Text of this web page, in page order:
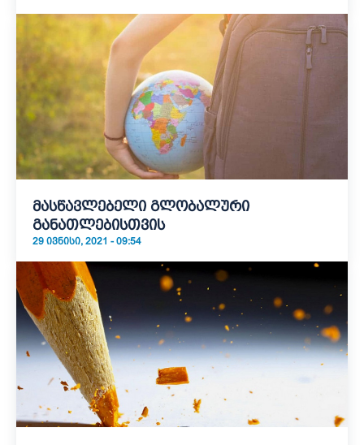
მასწავლებელი გლობალური
განათლებისთვის
29 ᲘᲕᲜᲘᲡᲘ, 2021 - 09:54